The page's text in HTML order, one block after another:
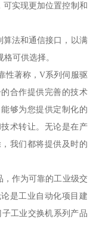
实现更加位置控制和
算法和通信接口，以满
可供选择。
性著称，V系列伺服驱
合作提供完善的技术
够为您提供定制化的
术转让。无论是在产
我们都将提供及时的
作为可靠的工业级交
是工业自动化项目建
工业交换机系列产品